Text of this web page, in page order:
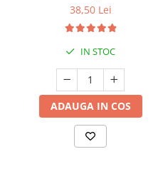
38,50 Lei
IN STOC
ADAUGA IN COS